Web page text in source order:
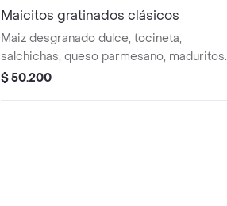
Maicitos gratinados clásicos
Maiz desgranado dulce, tocineta,
salchichas, queso parmesano, maduritos,
queso mozzarella y queso crema.
$ 50.200